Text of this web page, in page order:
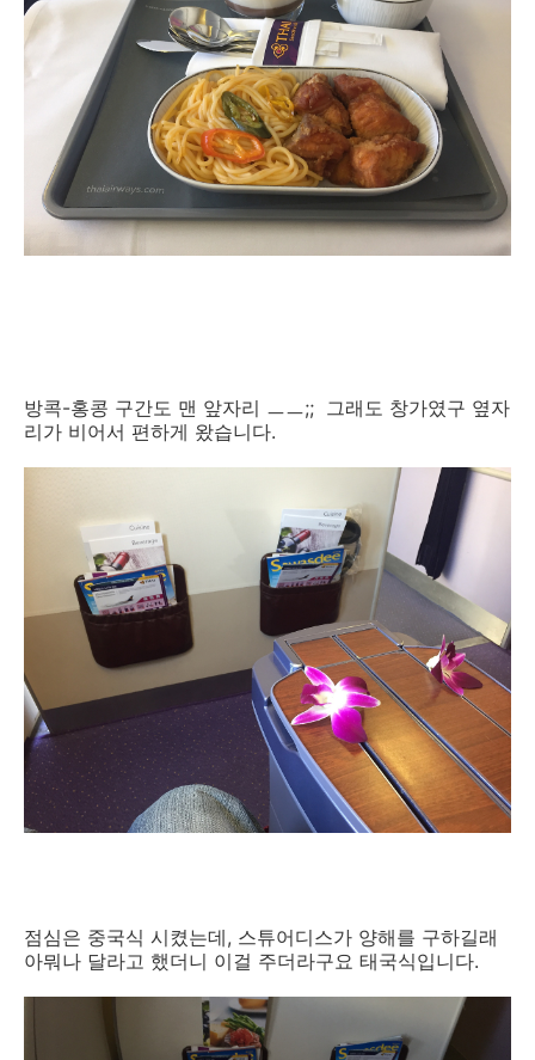
방콕-홍콩 구간도 맨 앞자리 ㅡㅡ;; 그래도 창가였구 옆자
리가 비어서 편하게 왔습니다.
점심은 중국식 시켰는데, 스튜어디스가 양해를 구하길래
아뭐나 달라고 했더니 이걸 주더라구요 태국식입니다.